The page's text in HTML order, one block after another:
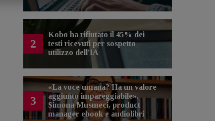
2
Kobo ha rifiutato il 45% dei
testi ricevuti per sospetto
utilizzo dell’IA
3
«La voce umana? Ha un valore
aggiunto impareggiabile».
Simona Musmeci, product
manager ebook e audiolibri